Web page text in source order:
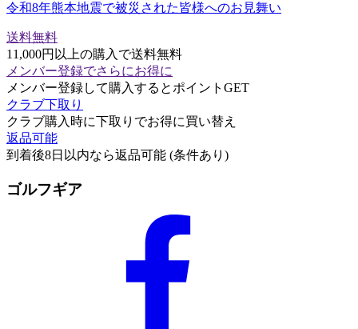
令和8年熊本地震で被災された皆様へのお見舞い
送料無料
11,000円以上の購入で送料無料
メンバー登録でさらにお得に
メンバー登録して購入するとポイントGET
クラブ下取り
クラブ購入時に下取りでお得に買い替え
返品可能
到着後8日以内なら返品可能 (条件あり)
ゴルフギア